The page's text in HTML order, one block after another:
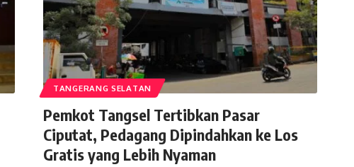
TANGERANG SELATAN
Pemkot Tangsel Tertibkan Pasar
Ciputat, Pedagang Dipindahkan ke Los
Gratis yang Lebih Nyaman